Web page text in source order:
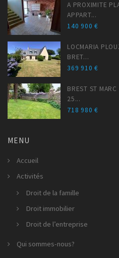
A PROXIMITE
APPART...
140 900 €
LOCMARIA
BRET...
369 910 €
BREST ST
25...
718 980 €
MENU
Accueil
Activités
Droit de la famille
Droit immobilier
Droit de l’entreprise
Qui sommes-nous?